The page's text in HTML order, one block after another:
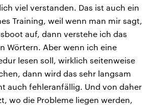
viel verstanden. Das ist auch ein
Training, weil wenn man mir sagt,
auf, dann verstehe ich das
Wörtern. Aber wenn ich eine
lesen soll, wirklich seitenweise
dann wird das sehr langsam
auch fehleranfällig. Und von daher
wo die Probleme liegen werden,